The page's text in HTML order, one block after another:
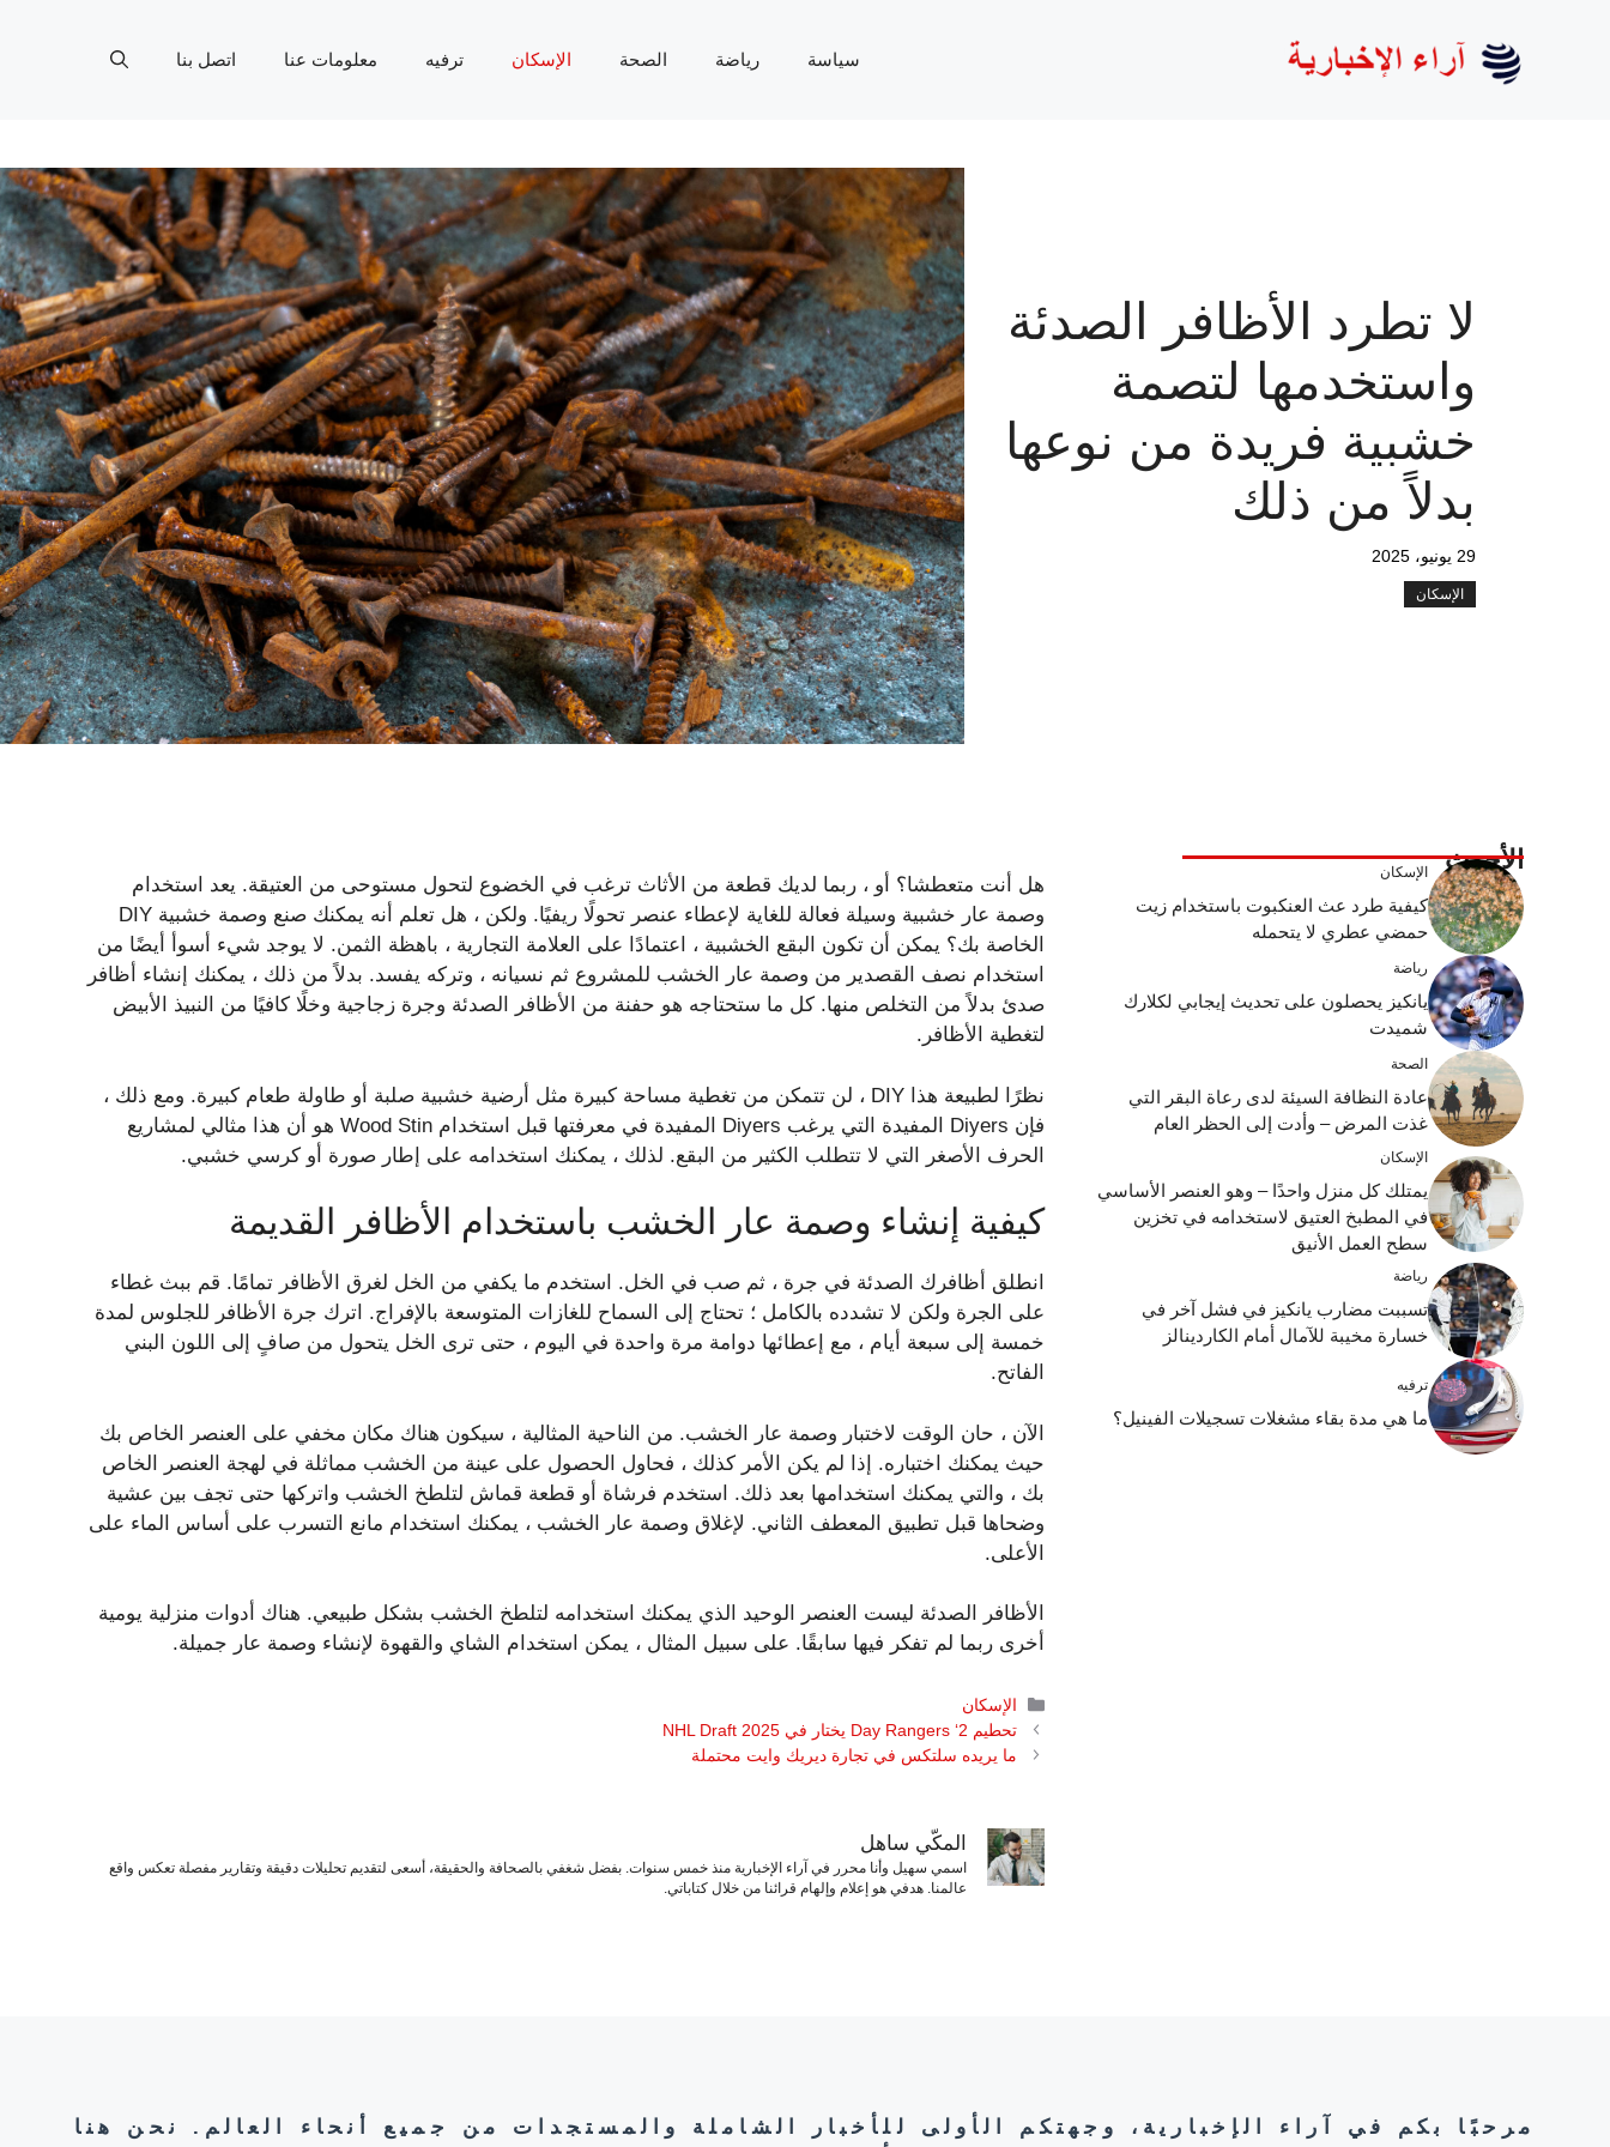
سياسة رياضة الصحة الإسكان ترفيه معلومات عنا اتصل بنا
لا تطرد الأظافر الصدئة
واستخدمها لتصمة
خشبية فريدة من نوعها
بدلاً من ذلك
29 يونيو، 2025
الإسكان
هل أنت متعطشا؟ أو ، ربما لديك قطعة من الأثاث ترغب في الخضوع لتحول مستوحى من العتيقة. يعد استخدام
وصمة عار خشبية وسيلة فعالة للغاية لإعطاء عنصر تحولًا ريفيًا. ولكن ، هل تعلم أنه يمكنك صنع وصمة خشبية DIY
الخاصة بك؟ يمكن أن تكون البقع الخشبية ، اعتمادًا على العلامة التجارية ، باهظة الثمن. لا يوجد شيء أسوأ أيضًا من
استخدام نصف القصدير من وصمة عار الخشب للمشروع ثم نسيانه ، وتركه يفسد. بدلاً من ذلك ، يمكنك إنشاء أظافر
صدئ بدلاً من التخلص منها. كل ما ستحتاجه هو حفنة من الأظافر الصدئة وجرة زجاجية وخلًا كافيًا من النبيذ الأبيض
لتغطية الأظافر.
نظرًا لطبيعة هذا DIY ، لن تتمكن من تغطية مساحة كبيرة مثل أرضية خشبية صلبة أو طاولة طعام كبيرة. ومع ذلك ،
فإن Diyers المفيدة التي يرغب Diyers المفيدة في معرفتها قبل استخدام Wood Stin هو أن هذا مثالي لمشاريع
الحرف الأصغر التي لا تتطلب الكثير من البقع. لذلك ، يمكنك استخدامه على إطار صورة أو كرسي خشبي.
كيفية إنشاء وصمة عار الخشب باستخدام الأظافر القديمة
انطلق أظافرك الصدئة في جرة ، ثم صب في الخل. استخدم ما يكفي من الخل لغرق الأظافر تمامًا. قم ببث غطاء
على الجرة ولكن لا تشدده بالكامل ؛ تحتاج إلى السماح للغازات المتوسعة بالإفراج. اترك جرة الأظافر للجلوس لمدة
خمسة إلى سبعة أيام ، مع إعطائها دوامة مرة واحدة في اليوم ، حتى ترى الخل يتحول من صافٍ إلى اللون البني
الفاتح.
الآن ، حان الوقت لاختبار وصمة عار الخشب. من الناحية المثالية ، سيكون هناك مكان مخفي على العنصر الخاص بك
حيث يمكنك اختباره. إذا لم يكن الأمر كذلك ، فحاول الحصول على عينة من الخشب مماثلة في لهجة العنصر الخاص
بك ، والتي يمكنك استخدامها بعد ذلك. استخدم فرشاة أو قطعة قماش لتلطخ الخشب واتركها حتى تجف بين عشية
وضحاها قبل تطبيق المعطف الثاني. لإغلاق وصمة عار الخشب ، يمكنك استخدام مانع التسرب على أساس الماء على
الأعلى.
الأظافر الصدئة ليست العنصر الوحيد الذي يمكنك استخدامه لتلطخ الخشب بشكل طبيعي. هناك أدوات منزلية يومية
أخرى ربما لم تفكر فيها سابقًا. على سبيل المثال ، يمكن استخدام الشاي والقهوة لإنشاء وصمة عار جميلة.
التصنيفات
الإسكان
تحطيم Day Rangers ‘2 يختار في 2025 NHL Draft
ما يريده سلتكس في تجارة ديريك وايت محتملة
المكّي ساهل
اسمي سهيل وأنا محرر في آراء الإخبارية منذ خمس سنوات. بفضل شغفي بالصحافة والحقيقة، أسعى لتقديم تحليلات دقيقة وتقارير مفصلة تعكس واقع
عالمنا. هدفي هو إعلام وإلهام قرائنا من خلال كتاباتي.
الأحدث الإسكان
كيفية طرد عث العنكبوت باستخدام زيت
حمضي عطري لا يتحمله
رياضة
يانكيز يحصلون على تحديث إيجابي لكلارك
شميدت
الصحة
عادة النظافة السيئة لدى رعاة البقر التي
غذت المرض – وأدت إلى الحظر العام
الإسكان
يمتلك كل منزل واحدًا – وهو العنصر الأساسي
في المطبخ العتيق لاستخدامه في تخزين
سطح العمل الأنيق
رياضة
تسببت مضارب يانكيز في فشل آخر في
خسارة مخيبة للآمال أمام الكاردينالز
ترفيه
ما هي مدة بقاء مشغلات تسجيلات الفينيل؟
مرحبًا بكم في آراء الإخبارية، وجهتكم الأولى للأخبار الشاملة والمستجدات من جميع أنحاء العالم. نحن هنا